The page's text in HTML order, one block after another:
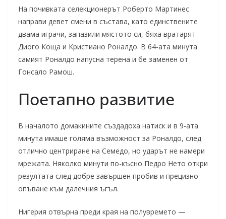
На почивката селекционерът Роберто Мартинес
направи девет смени в състава, като единствените
двама играчи, запазили мястото си, бяха вратарят
Диого Коща и Кристиано Роналдо. В 64-ата минута
самият Роналдо напусна терена и бе заменен от
Гонсало Рамош.
Поетапно развитие
В началото домакините създадоха натиск и в 9-ата
минута имаше голяма възможност за Роналдо, след
отлично центриране на Семедо, но ударът не намери
мрежата. Няколко минути по-късно Педро Нето откри
резултата след добре завършен пробив и прецизно
опъване към далечния ъгъл.
Нигерия отвърна преди края на полувремето —